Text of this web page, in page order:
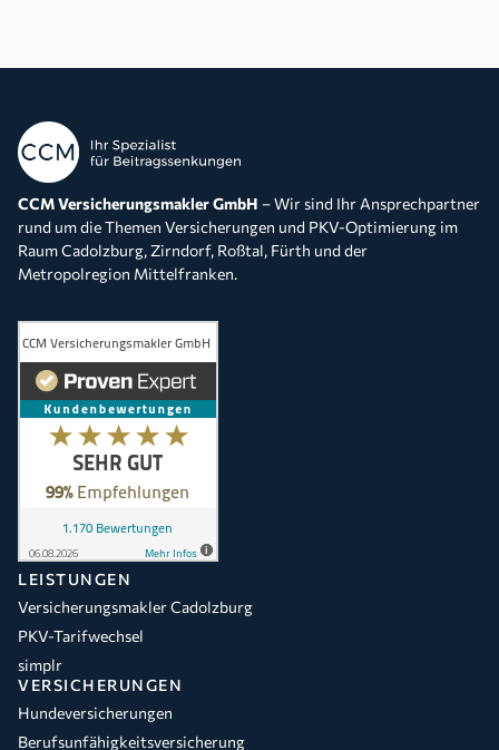
CCM Versicherungsmakler GmbH – Wir sind Ihr Ansprechpartner
rund um die Themen Versicherungen und PKV-Optimierung im
Raum Cadolzburg, Zirndorf, Roßtal, Fürth und der
Metropolregion Mittelfranken.
LEISTUNGEN
Versicherungsmakler Cadolzburg
PKV-Tarifwechsel
simplr
VERSICHERUNGEN
Hundeversicherungen
Berufsunfähigkeitsversicherung